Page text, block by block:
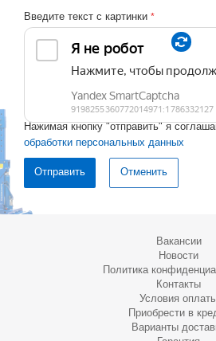
Введите текст с картинки *
Нажимая кнопку "отправить" я
обработки персональных данных
Отменить
Вакансии
Новости
Политика
Контакты
Условия
Приобрести в
Варианты